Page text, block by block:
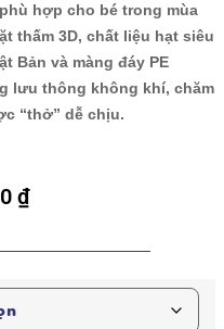
hợp cho bé trong mùa
thấm 3D, chất liệu hạt siêu
Bản và màng đáy PE
lưu thông không khí, chăm
“thở” dễ chịu.
₫